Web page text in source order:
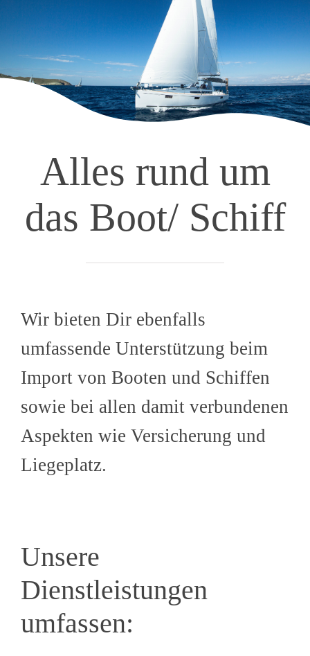
Alles rund um
das Boot/ Schiff
Wir bieten Dir ebenfalls
umfassende Unterstützung beim
Import von Booten und Schiffen
sowie bei allen damit verbundenen
Aspekten wie Versicherung und
Liegeplatz.
Unsere
Dienstleistungen
umfassen: